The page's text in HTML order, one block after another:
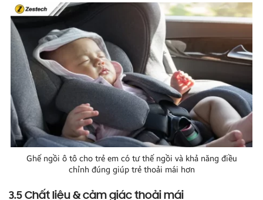
Ghế ngồi ô tô cho trẻ em có tư thế ngồi và khả năng điều
chỉnh đúng giúp trẻ thoải mái hơn
3.5 Chất liệu & cảm giác thoải mái